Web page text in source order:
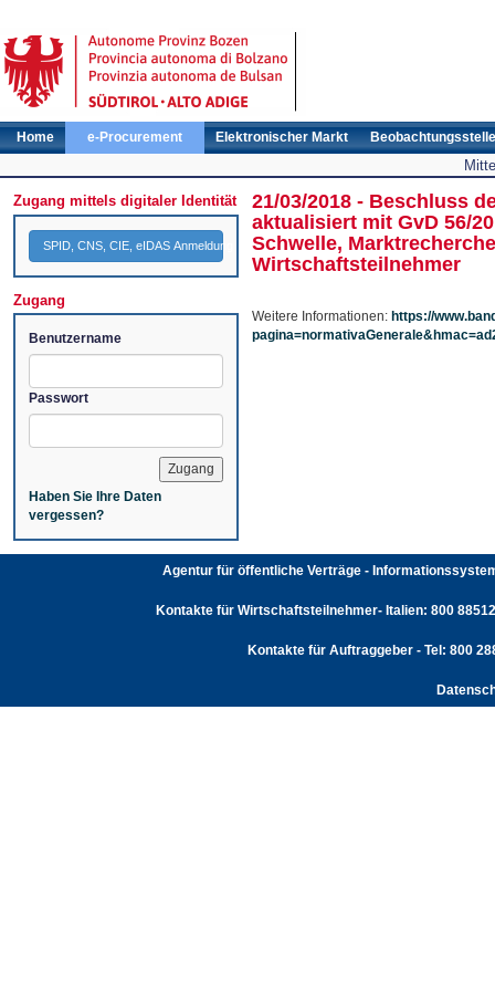
Home e-Procurement Elektronischer Markt Beobachtungsstelle
Zugang mittels digitaler Identität
SPID, CNS, CIE, eIDAS Anmeldung
Zugang
Benutzername
Passwort
Haben Sie Ihre Daten
vergessen?
21/03/2018 - Beschluss
aktualisiert mit GvD 56/
Schwelle,
Wirtschaftsteilnehmer
Weitere Informationen: https://
Agentur für öffentliche Verträge -
Kontakte für Wirtschaftsteilnehmer- Italien: 800
Kontakte für Auftraggeber - Tel: 800